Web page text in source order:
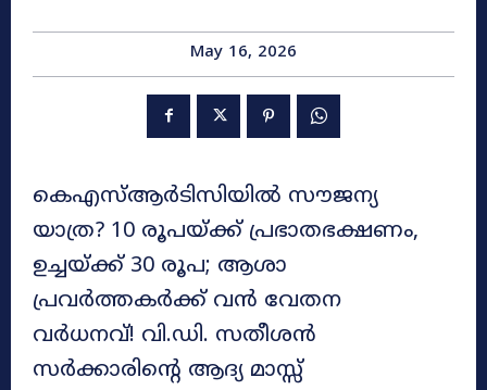
May 16, 2026
കെഎസ്ആർടിസിയിൽ സൗജന്യ
യാത്ര? 10 രൂപയ്ക്ക് പ്രഭാതഭക്ഷണം,
ഉച്ചയ്ക്ക് 30 രൂപ; ആശാ
പ്രവർത്തകർക്ക് വൻ വേതന
വർധനവ്! വി.ഡി. സതീശൻ
സർക്കാരിന്റെ ആദ്യ മാസ്സ്